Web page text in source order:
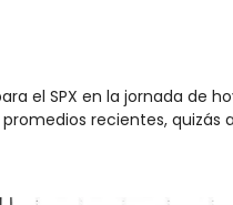
el SPX en la jornada de
recientes, quizás